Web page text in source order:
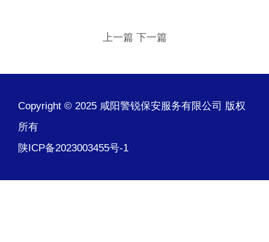
上一篇 下一篇
Copyright © 2025 咸阳警锐保安服务有限公司 版权
所有
陕ICP备2023003455号-1